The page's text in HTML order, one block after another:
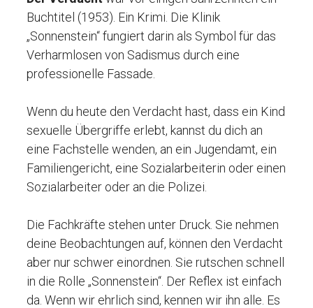
Buchtitel (1953). Ein Krimi. Die Klinik
„Sonnenstein“ fungiert darin als Symbol für das
Verharmlosen von Sadismus durch eine
professionelle Fassade.
Wenn du heute den Verdacht hast, dass ein Kind
sexuelle Übergriffe erlebt, kannst du dich an
eine Fachstelle wenden, an ein Jugendamt, ein
Familiengericht, eine Sozialarbeiterin oder einen
Sozialarbeiter oder an die Polizei.
Die Fachkräfte stehen unter Druck. Sie nehmen
deine Beobachtungen auf, können den Verdacht
aber nur schwer einordnen. Sie rutschen schnell
in die Rolle „Sonnenstein“. Der Reflex ist einfach
da. Wenn wir ehrlich sind, kennen wir ihn alle. Es